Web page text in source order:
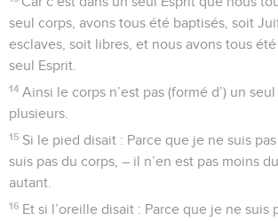
seul corps, avons tous été baptisés, soit
esclaves, soit libres, et nous avons tous été
seul Esprit.
14 Ainsi le corps n’est pas (formé d’) un
plusieurs.
15 Si le pied disait : Parce que je ne suis
suis pas du corps, – il n’en est pas moins
autant.
16 Et si l’oreille disait : Parce que je ne